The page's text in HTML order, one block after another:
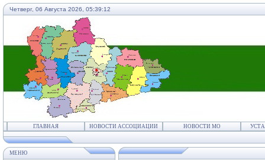
Четверг, 06 Августа 2026, 05:39:12
ГЛАВНАЯ НОВОСТИ АССОЦИАЦИИ НОВОСТИ МО
МЕНЮ